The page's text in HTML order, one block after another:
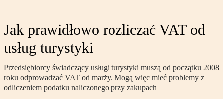
Jak prawidłowo rozliczać VAT od
usług turystyki
Przedsiębiorcy świadczący usługi turystyki muszą od początku 2008
roku odprowadzać VAT od marży. Mogą więc mieć problemy z
odliczeniem podatku naliczonego przy zakupach